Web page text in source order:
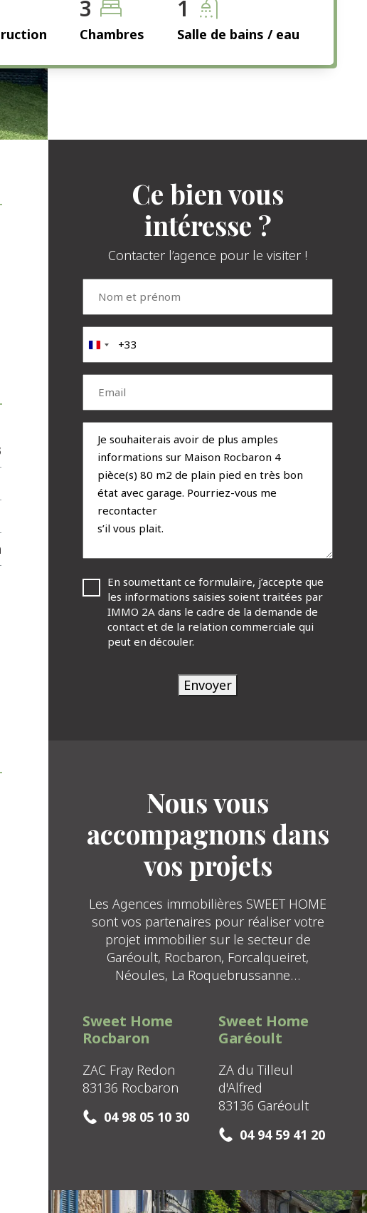
3
Chambres
1
Salle de bains / eau
Ce bien vous
intéresse ?
Contacter l’agence pour le visiter !
France
+33
RGPD(Nécessaire)
En soumettant ce formulaire, j’accepte que
les informations saisies soient traitées par
IMMO 2A dans le cadre de la demande de
contact et de la relation commerciale qui
peut en découler.
Envoyer
Nous vous
accompagnons dans
vos projets
Les Agences immobilières SWEET HOME
sont vos partenaires pour réaliser votre
projet immobilier sur le secteur de
Garéoult, Rocbaron, Forcalqueiret,
Néoules, La Roquebrussanne…
Sweet Home
Rocbaron
ZAC Fray Redon
83136 Rocbaron
04 98 05 10 30
Sweet Home
Garéoult
ZA du Tilleul
d'Alfred
83136 Garéoult
04 94 59 41 20